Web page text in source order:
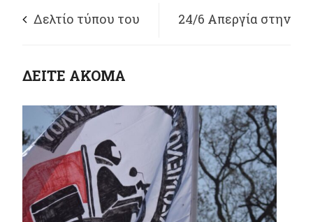
Δελτίο τύπου του
Π. Αττικής
24/6 Απεργία στην
Μοτοπορεία 15:00
Π.Άρεως
ΔΕΙΤΕ ΑΚΟΜΑ